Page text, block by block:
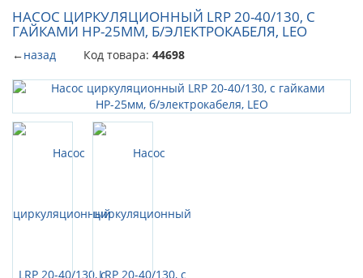
НАСОС ЦИРКУЛЯЦИОННЫЙ LRP 20-40/130, С
ГАЙКАМИ НР-25ММ, Б/ЭЛЕКТРОКАБЕЛЯ, LEO
←назад Код товара: 44698